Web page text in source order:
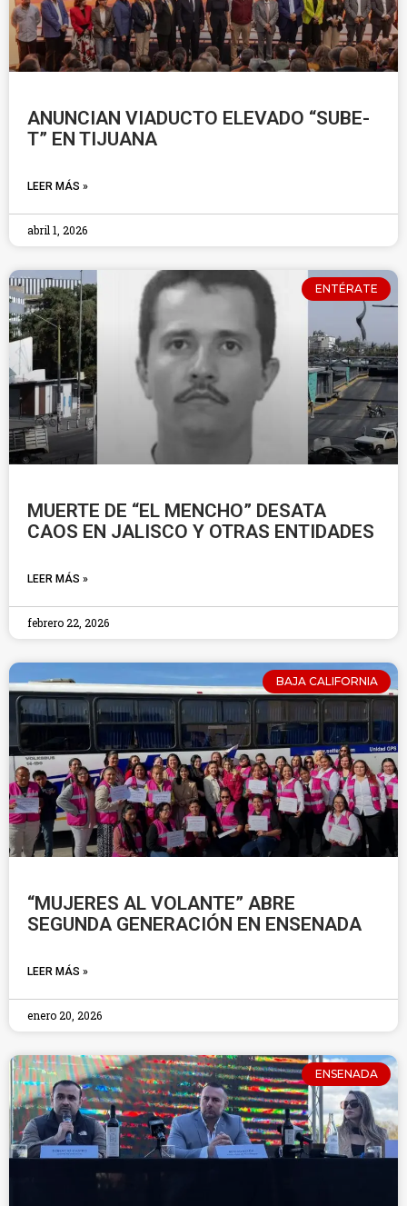
ANUNCIAN VIADUCTO ELEVADO “SUBE-
T” EN TIJUANA
LEER MÁS »
abril 1, 2026
ENTÉRATE
MUERTE DE “EL MENCHO” DESATA
CAOS EN JALISCO Y OTRAS ENTIDADES
LEER MÁS »
febrero 22, 2026
BAJA CALIFORNIA
“MUJERES AL VOLANTE” ABRE
SEGUNDA GENERACIÓN EN ENSENADA
LEER MÁS »
enero 20, 2026
ENSENADA